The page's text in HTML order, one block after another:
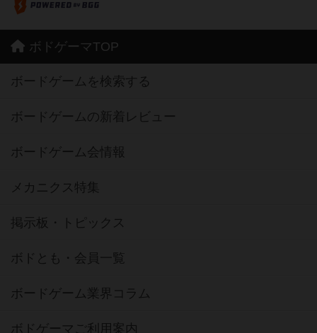
ボドゲーマTOP
ボードゲームを検索する
ボードゲームの新着レビュー
ボードゲーム会情報
メカニクス特集
掲示板・トピックス
ボドとも・会員一覧
ボードゲーム業界コラム
ボドゲーマご利用案内